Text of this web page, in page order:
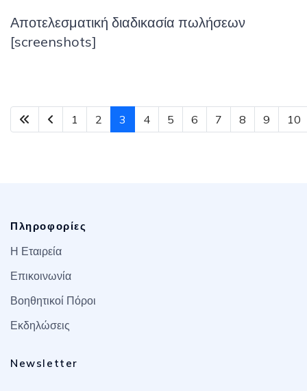
Αποτελεσματική διαδικασία πωλήσεων
[screenshots]
1 2 3 4 5 6 7 8 9 10
Πληροφορίες
Η Εταιρεία
Επικοινωνία
Βοηθητικοί Πόροι
Εκδηλώσεις
Newsletter